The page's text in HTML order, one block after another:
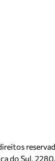
do Sul,